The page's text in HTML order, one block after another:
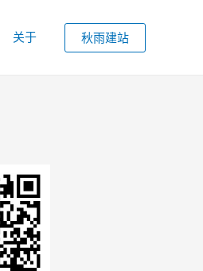
关于 秋雨建站